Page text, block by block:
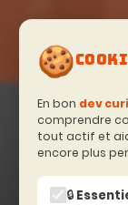
🍪
En bon dev
comprendre
tout actif et
encore plus
🔒